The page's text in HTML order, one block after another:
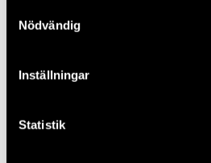
Nödvändig
Inställningar
Statistik